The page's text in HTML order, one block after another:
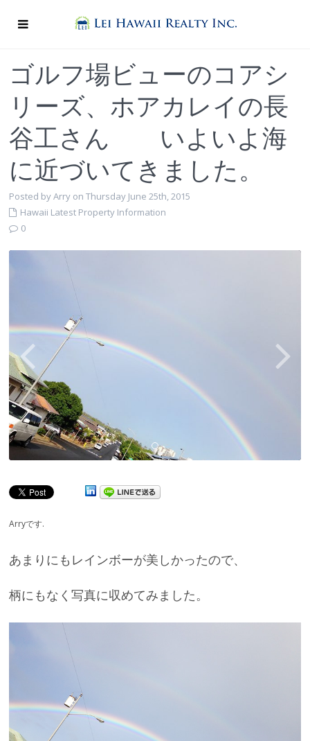
ゴルフ場ビューのコアシ
リーズ、ホアカレイの長
谷工さん いよいよ海
に近づいてきました。
Posted by Arry on Thursday June 25th, 2015
Hawaii Latest Property Information
0
Arryです.
あまりにもレインボーが美しかったので、
柄にもなく写真に収めてみました。